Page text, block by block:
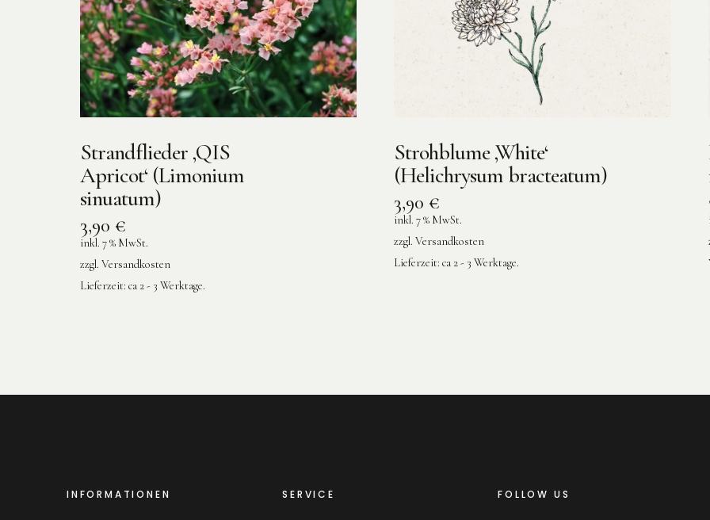
Strandflieder ‚QIS
Apricot‘ (Limonium
sinuatum)
3,90 €
inkl. 7 % MwSt.
zzgl. Versandkosten
Lieferzeit: ca 2 - 3 Werktage.
Strohblume ‚White‘
(Helichrysum bracteatum)
3,90 €
inkl. 7 % MwSt.
zzgl.Versandkosten
Lieferzeit:ca 2 - 3 Werktage.
INFORMATIONEN SERVICE FOLLOW US